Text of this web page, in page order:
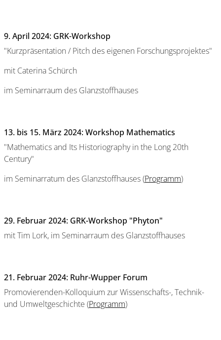
9. April 2024: GRK-Workshop
"Kurzpräsentation / Pitch des eigenen Forschungsprojektes"
mit Caterina Schürch
im Seminarraum des Glanzstoffhauses
13. bis 15. März 2024: Workshop Mathematics
"Mathematics and Its Historiography in the Long 20th
Century"
im Seminarratum des Glanzstoffhauses (Programm)
29. Februar 2024: GRK-Workshop "Phyton"
mit Tim Lork, im Seminarraum des Glanzstoffhauses
21. Februar 2024: Ruhr-Wupper Forum
Promovierenden-Kolloquium zur Wissenschafts-, Technik-
und Umweltgeschichte (Programm)